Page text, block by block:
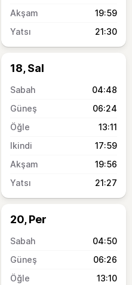
19:59
21:30
18, Sal
04:48
06:24
13:11
17:59
19:56
21:27
20, Per
04:50
06:26
13:10